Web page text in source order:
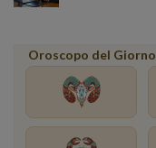
Oroscopo del Giorno